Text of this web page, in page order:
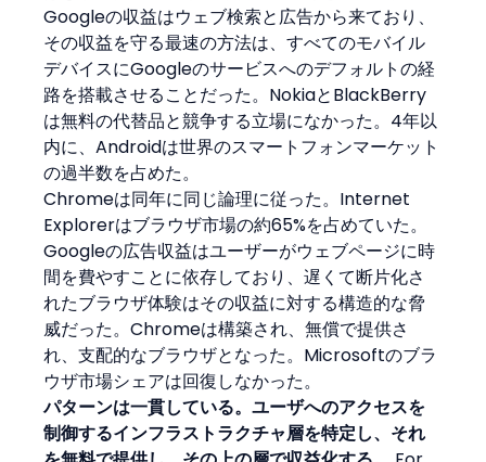
Googleの収益はウェブ検索と広告から来ており、
その収益を守る最速の方法は、すべてのモバイル
デバイスにGoogleのサービスへのデフォルトの経
路を搭載させることだった。NokiaとBlackBerry
は無料の代替品と競争する立場になかった。4年以
内に、Androidは世界のスマートフォンマーケット
の過半数を占めた。
Chromeは同年に同じ論理に従った。Internet
Explorerはブラウザ市場の約65%を占めていた。
Googleの広告収益はユーザーがウェブページに時
間を費やすことに依存しており、遅くて断片化さ
れたブラウザ体験はその収益に対する構造的な脅
威だった。Chromeは構築され、無償で提供さ
れ、支配的なブラウザとなった。Microsoftのブラ
ウザ市場シェアは回復しなかった。
パターンは一貫している。ユーザへのアクセスを
制御するインフラストラクチャ層を特定し、それ